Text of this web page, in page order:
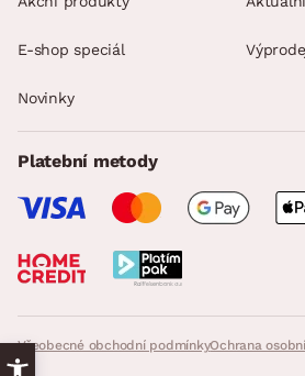
Všeobecné obchodní podmínkyOchrana
E-shop speciál
Novinky
Platební metody